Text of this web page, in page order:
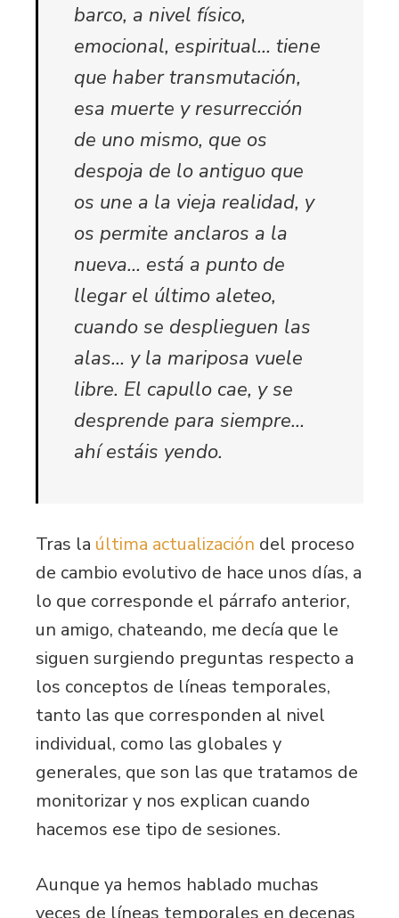
barco, a nivel físico,
emocional, espiritual… tiene
que haber transmutación,
esa muerte y resurrección
de uno mismo, que os
despoja de lo antiguo que
os une a la vieja realidad, y
os permite anclaros a la
nueva… está a punto de
llegar el último aleteo,
cuando se desplieguen las
alas… y la mariposa vuele
libre. El capullo cae, y se
desprende para siempre…
ahí estáis yendo.
Tras la última actualización del proceso
de cambio evolutivo de hace unos días, a
lo que corresponde el párrafo anterior,
un amigo, chateando, me decía que le
siguen surgiendo preguntas respecto a
los conceptos de líneas temporales,
tanto las que corresponden al nivel
individual, como las globales y
generales, que son las que tratamos de
monitorizar y nos explican cuando
hacemos ese tipo de sesiones.
Aunque ya hemos hablado muchas
veces de líneas temporales en decenas